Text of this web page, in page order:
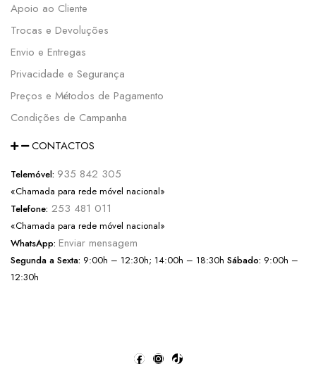
Apoio ao Cliente
Trocas e Devoluções
Envio e Entregas
Privacidade e Segurança
Preços e Métodos de Pagamento
Condições de Campanha
CONTACTOS
Telemóvel: 935 842 305
«Chamada para rede móvel nacional»
Telefone: 253 481 011
«Chamada para rede móvel nacional»
WhatsApp: Enviar mensagem
Segunda a Sexta: 9:00h – 12:30h; 14:00h – 18:30h Sábado: 9:00h –
12:30h